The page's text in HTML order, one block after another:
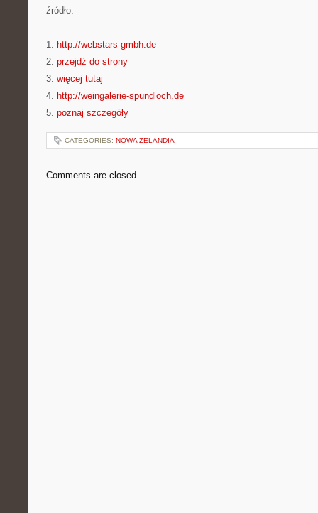
źródło:
———————————
1. http://webstars-gmbh.de
2. przejdź do strony
3. więcej tutaj
4. http://weingalerie-spundloch.de
5. poznaj szczegóły
CATEGORIES: NOWA ZELANDIA
Comments are closed.